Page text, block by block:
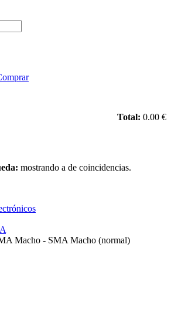
Total: 0.00 €
mostrando a de coincidencias.
Macho - SMA Macho (normal)